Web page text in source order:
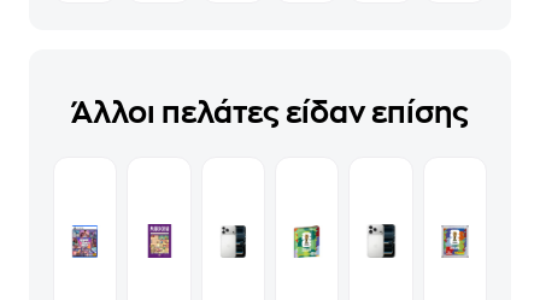
Άλλοι πελάτες είδαν επίσης